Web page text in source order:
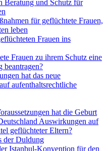
Beratung und Schutz für
für geflüchtete Frauen,
leben
Frauen ins
Frauen zu ihrem Schutz eine
beantragen?
hat das neue
aufenthaltsrechtliche
hat die Geburt
Auswirkungen auf
geflüchteter Eltern?
der Duldung
Istanbul-Konvention für den